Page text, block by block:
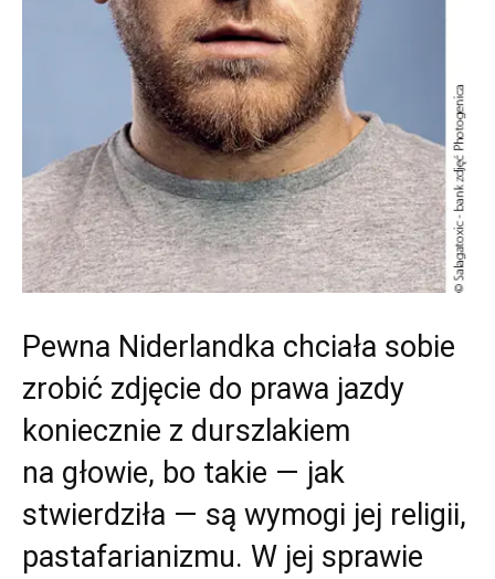
Pewna Niderlandka chciała sobie
zrobić zdjęcie do prawa jazdy
koniecznie z durszlakiem
na głowie, bo takie — jak
stwierdziła — są wymogi jej religii,
pastafarianizmu. W jej sprawie